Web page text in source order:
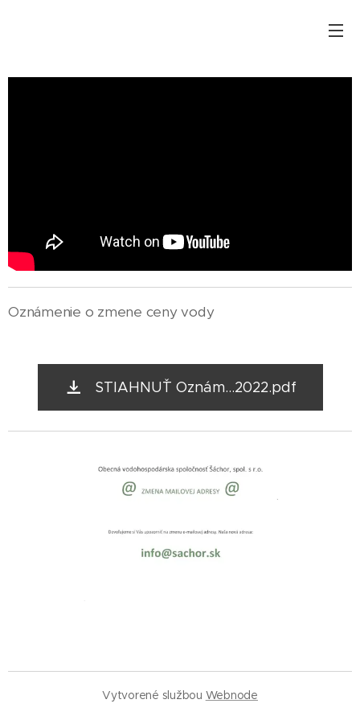
Oznámenie o zmene ceny vody
STIAHNUŤ Oznám...2022.pdf
Vytvorené službou Webnode